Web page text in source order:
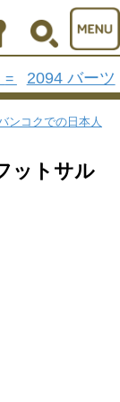
= 2094 バーツ
ンコクでの日本人
ットサル